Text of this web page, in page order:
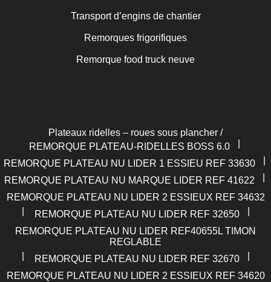
Transport d’engins de chantier
Remorques frigorifiques
Remorque food truck neuve
Plateaux ridelles – roues sous plancher /
REMORQUE PLATEAU-RIDELLES BOSS 6.0
REMORQUE PLATEAU NU LIDER 1 ESSIEU REF 33630
REMORQUE PLATEAU NU MARQUE LIDER REF 41622
REMORQUE PLATEAU NU LIDER 2 ESSIEUX REF 34632
REMORQUE PLATEAU NU LIDER REF 32650
REMORQUE PLATEAU NU LIDER REF40655L TIMON
REGLABLE
REMORQUE PLATEAU NU LIDER REF 32670
REMORQUE PLATEAU NU LIDER 2 ESSIEUX REF 34620